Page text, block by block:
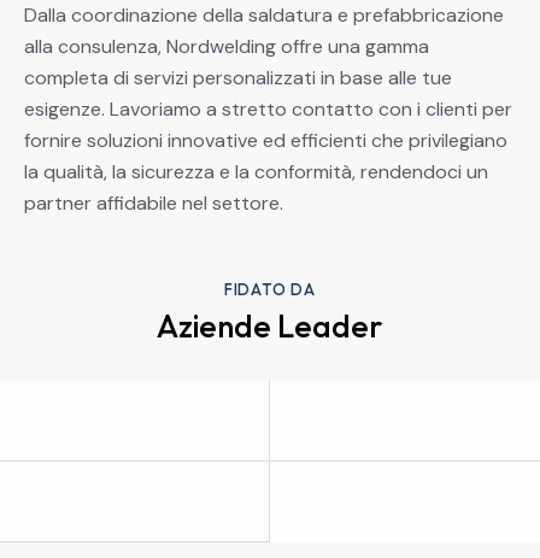
Dalla coordinazione della saldatura e prefabbricazione
alla consulenza, Nordwelding offre una gamma
completa di servizi personalizzati in base alle tue
esigenze. Lavoriamo a stretto contatto con i clienti per
fornire soluzioni innovative ed efficienti che privilegiano
la qualità, la sicurezza e la conformità, rendendoci un
partner affidabile nel settore.
FIDATO DA
Aziende Leader